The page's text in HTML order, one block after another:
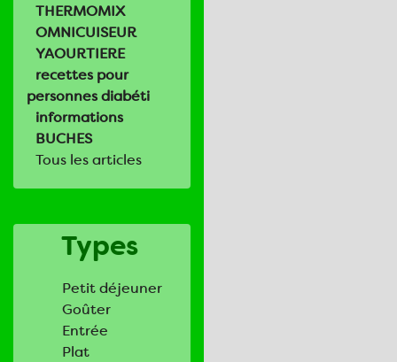
THERMOMIX
OMNICUISEUR
YAOURTIERE
recettes pour
personnes diabéti
informations
BUCHES
Tous les articles
Types
Petit déjeuner
Goûter
Entrée
Plat